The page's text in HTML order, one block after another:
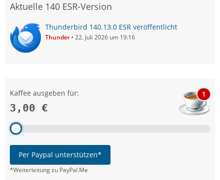
Aktuelle 140 ESR-Version
Thunderbird 140.13.0 ESR veröffentlicht
Thunder 22. Juli 2026 um 19:16
Kaffee ausgeben für:
3,00 €
1
Per Paypal unterstützen*
*Weiterleitung zu PayPal.Me